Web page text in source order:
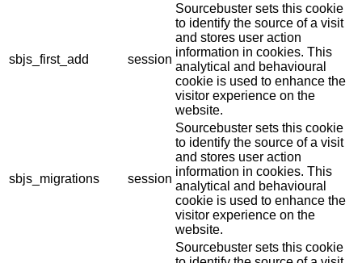
sbjs_first_add session
Sourcebuster sets this cookie
to identify the source of a visit
and stores user action
information in cookies. This
analytical and behavioural
cookie is used to enhance the
visitor experience on the
website.
sbjs_migrations session
Sourcebuster sets this cookie
to identify the source of a visit
and stores user action
information in cookies. This
analytical and behavioural
cookie is used to enhance the
visitor experience on the
website.
Sourcebuster sets this cookie